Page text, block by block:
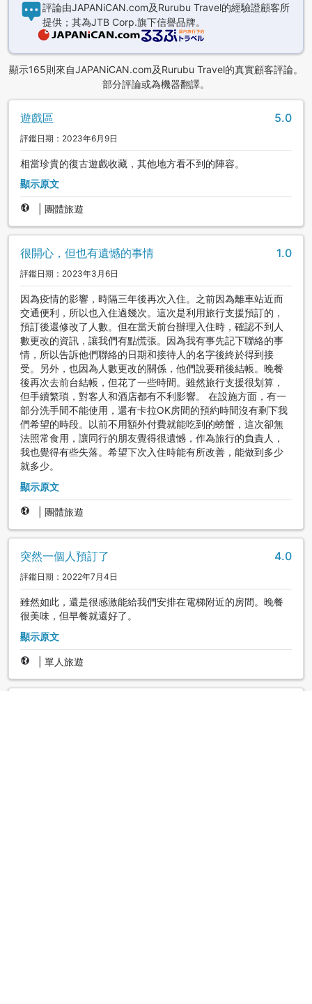
評論由JAPANiCAN.com及Rurubu Travel的經驗證顧客所
提供；其為JTB Corp.旗下信譽品牌。
顯示165則來自JAPANiCAN.com及Rurubu Travel的真實顧客評論。
部分評論或為機器翻譯。
遊戲區 5.0
評鑑日期：2023年6月9日
相當珍貴的復古遊戲收藏，其他地方看不到的陣容。
顯示原文
團體旅遊
很開心，但也有遺憾的事情 1.0
評鑑日期：2023年3月6日
因為疫情的影響，時隔三年後再次入住。之前因為離車站近而
交通便利，所以也入住過幾次。這次是利用旅行支援預訂的，
預訂後還修改了人數。但在當天前台辦理入住時，確認不到人
數更改的資訊，讓我們有點慌張。因為我有事先記下聯絡的事
情，所以告訴他們聯絡的日期和接待人的名字後終於得到接
受。另外，也因為人數更改的關係，他們說要稍後結帳。晚餐
後再次去前台結帳，但花了一些時間。雖然旅行支援很划算，
但手續繁瑣，對客人和酒店都有不利影響。 在設施方面，有一
部分洗手間不能使用，還有卡拉OK房間的預約時間沒有剩下我
們希望的時段。以前不用額外付費就能吃到的螃蟹，這次卻無
法照常食用，讓同行的朋友覺得很遺憾，作為旅行的負責人，
我也覺得有些失落。希望下次入住時能有所改善，能做到多少
就多少。
顯示原文
團體旅遊
突然一個人預訂了 4.0
評鑑日期：2022年7月4日
雖然如此，還是很感激能給我們安排在電梯附近的房間。晚餐
很美味，但早餐就還好了。
顯示原文
單人旅遊